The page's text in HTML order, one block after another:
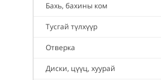
Бахь, бахины ком
Тусгай түлхүүр
Отверка
Диски, цүүц, хуурай